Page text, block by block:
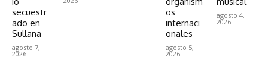
secuestr
ado en
Sullana
agosto 7,
2026
os
internaci
onales
agosto 5,
2026
agosto 4,
2026